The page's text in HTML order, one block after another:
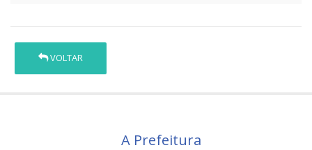
VOLTAR
A Prefeitura